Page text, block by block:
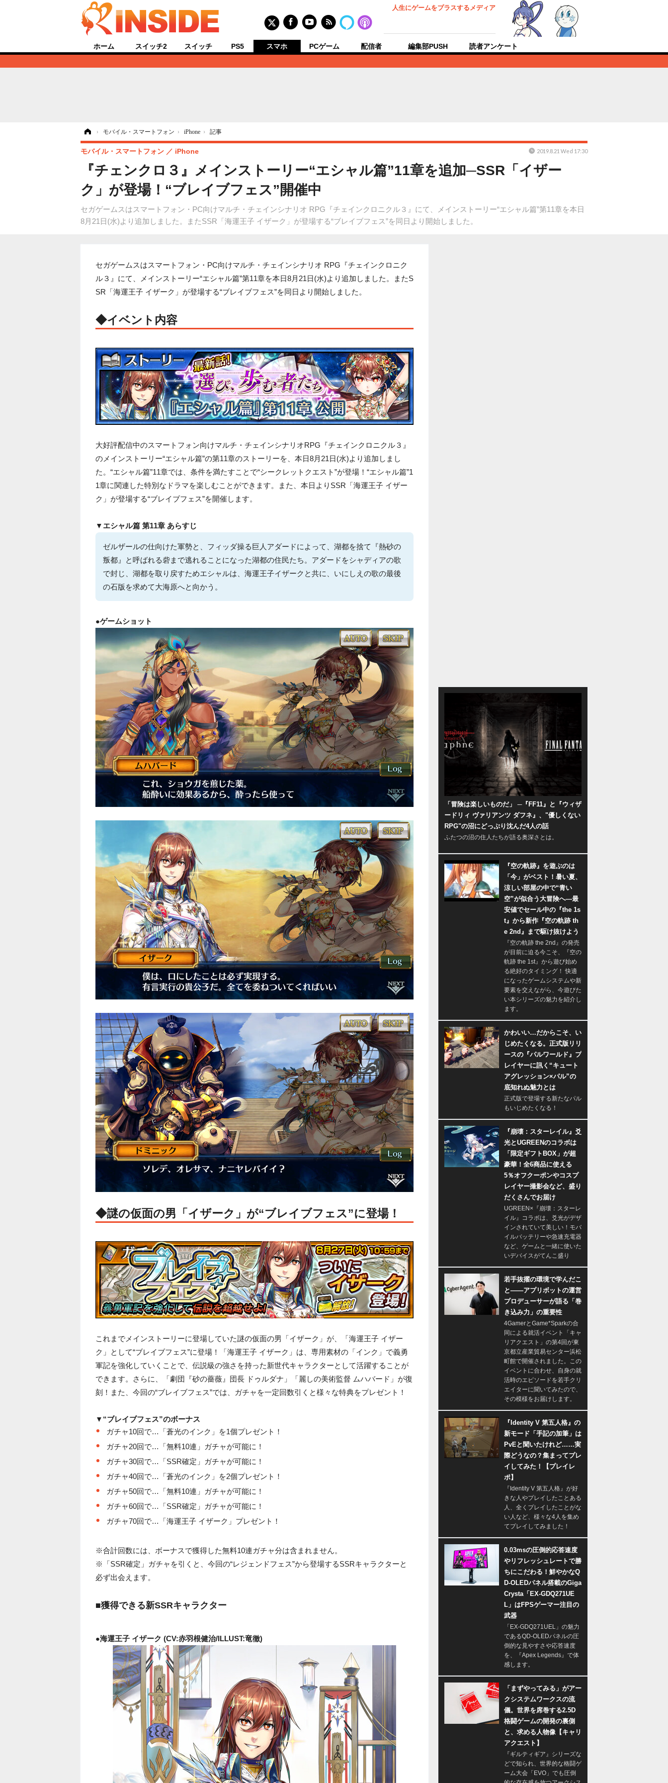
人生にゲームをプラスするメディア
ホーム スイッチ2 スイッチ PS5 スマホ PCゲーム 配信者 編集部PUSH 読者アンケート
› モバイル・スマートフォン › iPhone › 記事
『チェンクロ３』メインストーリー“エシャル篇”11章を追加─SSR「イザー
ク」が登場！“ブレイブフェス”開催中
セガゲームスはスマートフォン・PC向けマルチ・チェインシナリオ RPG『チェインクロニクル３』にて、メインストーリー“エシャル篇”第11章を本日
8月21日(水)より追加しました。またSSR「海運王子 イザーク」が登場する“ブレイブフェス”を同日より開始しました。
モバイル・スマートフォン iPhone 2019.8.21 Wed 17:30
セガゲームスはスマートフォン・PC向けマルチ・チェインシナリオ RPG『チェインクロニク
ル３』にて、メインストーリー“エシャル篇”第11章を本日8月21日(水)より追加しました。またS
SR「海運王子 イザーク」が登場する“ブレイブフェス”を同日より開始しました。
◆イベント内容
大好評配信中のスマートフォン向けマルチ・チェインシナリオRPG『チェインクロニクル３』
のメインストーリー“エシャル篇”の第11章のストーリーを、本日8月21日(水)より追加しまし
た。“エシャル篇”11章では、条件を満たすことで“シークレットクエスト”が登場！“エシャル篇”1
1章に関連した特別なドラマを楽しむことができます。また、本日よりSSR「海運王子 イザー
ク」が登場する“ブレイブフェス”を開催します。
▼エシャル篇 第11章 あらすじ
ゼルザールの仕向けた軍勢と、フィッダ操る巨人アダードによって、湖都を捨て『熱砂の
叛都』と呼ばれる砦まで逃れることになった湖都の住民たち。アダードをシャディアの歌
で封じ、湖都を取り戻すためエシャルは、海運王子イザークと共に、いにしえの歌の最後
の石版を求めて大海原へと向かう。
●ゲームショット
◆謎の仮面の男「イザーク」が“ブレイブフェス”に登場！
これまでメインストーリーに登場していた謎の仮面の男「イザーク」が、「海運王子 イザー
ク」として“ブレイブフェス”に登場！「海運王子 イザーク」は、専用素材の「インク」で義勇
軍記を強化していくことで、伝説級の強さを持った新世代キャラクターとして活躍することが
できます。さらに、「劇団『砂の薔薇』団長 ドゥルダナ」「麗しの美術監督 ムハバード」が復
刻！また、今回の“ブレイブフェス”では、ガチャを一定回数引くと様々な特典をプレゼント！
▼“ブレイブフェス”のボーナス
ガチャ10回で…「蒼光のインク」を1個プレゼント！
ガチャ20回で…「無料10連」ガチャが可能に！
ガチャ30回で…「SSR確定」ガチャが可能に！
ガチャ40回で…「蒼光のインク」を2個プレゼント！
ガチャ50回で…「無料10連」ガチャが可能に！
ガチャ60回で…「SSR確定」ガチャが可能に！
ガチャ70回で…「海運王子 イザーク」プレゼント！
※合計回数には、ボーナスで獲得した無料10連ガチャ分は含まれません。
※「SSR確定」ガチャを引くと、今回の“レジェンドフェス”から登場するSSRキャラクターと
必ず出会えます。
■獲得できる新SSRキャラクター
●海運王子 イザーク (CV:赤羽根健治/ILLUST:竜徹)
「冒険は楽しいものだ」 ─『FF11』と『ウィザ
ードリィ ヴァリアンツ ダフネ』、"優しくない
RPG"の沼にどっぷり沈んだ4人の話
ふたつの沼の住人たちが語る奥深さとは。
『空の軌跡』を遊ぶのは
「今」がベスト！暑い夏、
涼しい部屋の中で“青い
空”が似合う大冒険へ―最
安値でセール中の『the 1s
t』から新作『空の軌跡 th
e 2nd』まで駆け抜けよう
『空の軌跡 the 2nd』の発売
が目前に迫る今こそ、『空の
軌跡 the 1st』から遊び始め
る絶好のタイミング！ 快適
になったゲームシステムや新
要素を交えながら、今遊びた
い本シリーズの魅力を紹介し
ます。
かわいい…だからこそ、い
じめたくなる。正式版リリ
ースの『パルワールド』プ
レイヤーに訊く“キュート
アグレッション×パル”の
底知れぬ魅力とは
正式版で登場する新たなパル
もいじめたくなる！
『崩壊：スターレイル』爻
光とUGREENのコラボは
「限定ギフトBOX」が超
豪華！全6商品に使える
5％オフクーポンやコスプ
レイヤー撮影会など、盛り
だくさんでお届け
UGREEN×『崩壊：スターレ
イル』コラボは、爻光がデザ
インされていて美しい！モバ
イルバッテリーや急速充電器
など、ゲームと一緒に使いた
いデバイスがてんこ盛り
若手抜擢の環境で学んだこ
と――アプリボットの運営
プロデューサーが語る「巻
き込み力」の重要性
4GamerとGame*Sparkの合
同による就活イベント「キャ
リアクエスト」の第4回が東
京都立産業貿易センター浜松
町館で開催されました。この
イベントに合わせ、自身の就
活時のエピソードを若手クリ
エイターに聞いてみたので、
その模様をお届けします。
『Identity V 第五人格』の
新モード「手記の加筆」は
PvEと聞いたけれど……実
際どうなの？集まってプレ
イしてみた！【プレイレ
ポ】
『Identity V 第五人格』が好
きな人やプレイしたことある
人、全くプレイしたことがな
い人など、様々な4人を集め
てプレイしてみました！
0.03msの圧倒的応答速度
やリフレッシュレートで勝
ちにこだわる！鮮やかなQ
D-OLEDパネル搭載のGiga
Crysta「EX-GDQ271UE
L」はFPSゲーマー注目の
武器
「EX-GDQ271UEL」の魅力
であるQD-OLEDパネルの圧
倒的な見やすさや応答速度
を、『Apex Legends』で体
感します。
「まずやってみる」がアー
クシステムワークスの流
儀。世界を席巻する2.5D
格闘ゲームの開発の裏側
と、求める人物像【キャリ
アクエスト】
『ギルティギア』シリーズな
どで知られ、世界的な格闘ゲ
ーム大会「EVO」でも圧倒